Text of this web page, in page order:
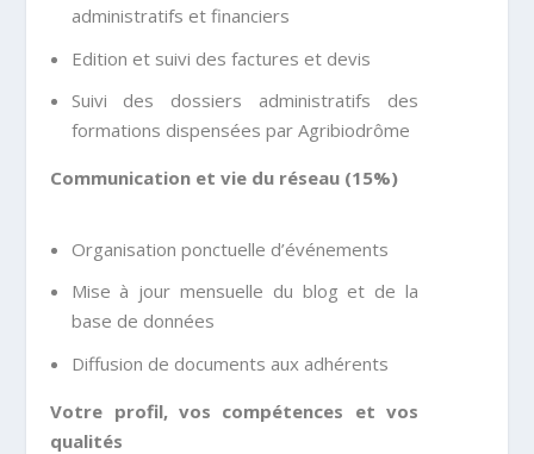
administratifs et financiers
Edition et suivi des factures et devis
Suivi des dossiers administratifs des
formations dispensées par Agribiodrôme
Communication et vie du réseau (15%)
Organisation ponctuelle d’événements
Mise à jour mensuelle du blog et de la
base de données
Diffusion de documents aux adhérents
Votre profil, vos compétences et vos
qualités